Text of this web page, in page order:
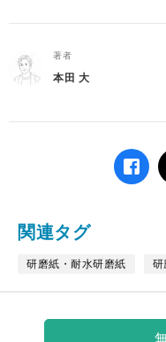
著者
本田 大
関連タグ
研磨紙・耐水研磨紙 研